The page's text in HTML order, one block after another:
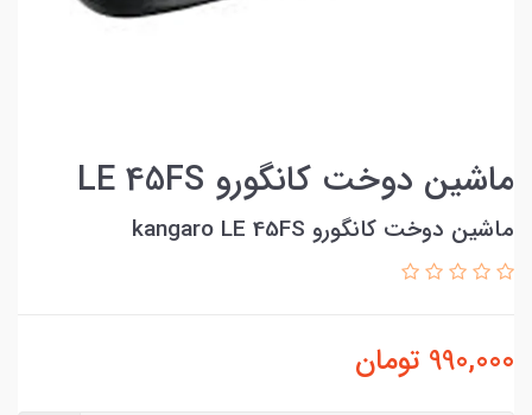
ماشین دوخت کانگورو LE 45FS
ماشین دوخت کانگورو kangaro LE 45FS
990,000 تومان